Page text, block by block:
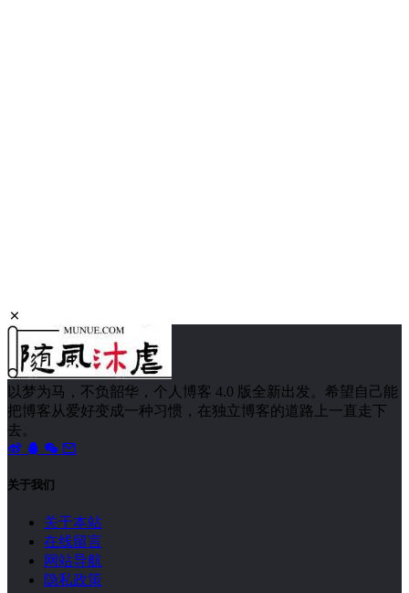
以梦为马，不负韶华，个人博客 4.0 版全新出发。希望自己能
把博客从爱好变成一种习惯，在独立博客的道路上一直走下
去。
关于我们
关于本站
在线留言
网站导航
隐私政策